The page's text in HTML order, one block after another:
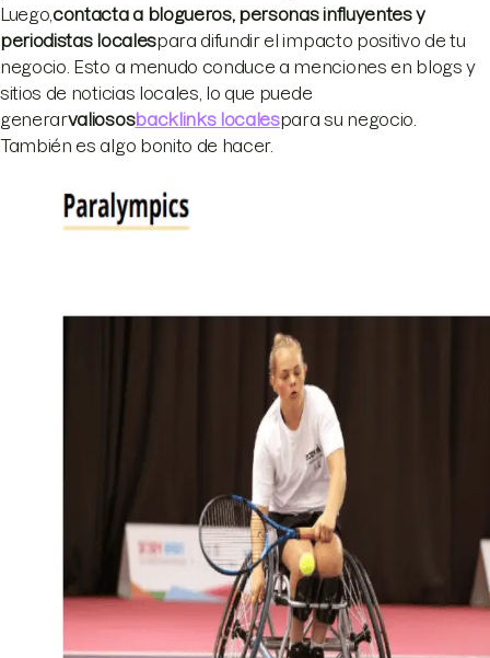
Luego, contacta a blogueros, personas influyentes y
periodistas localespara difundir el impacto positivo de tu
negocio. Esto a menudo conduce a menciones en blogs y
sitios de noticias locales, lo que puede
generarvaliososbacklinks localespara su negocio.
También es algo bonito de hacer.